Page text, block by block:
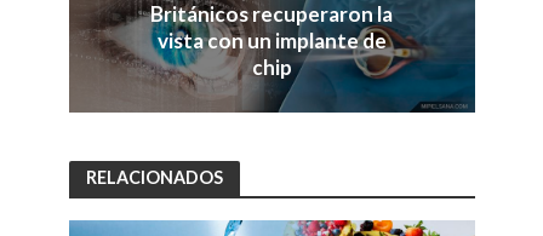
Británicos recuperaron la
vista con un implante de
chip
RELACIONADOS